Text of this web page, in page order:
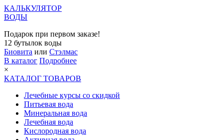
КАЛЬКУЛЯТОР
ВОДЫ
Подарок при первом заказе!
12 бутылок воды
Биовита или Стэлмас
В каталог Подробнее
×
КАТАЛОГ ТОВАРОВ
Лечебные курсы со скидкой
Питьевая вода
Минеральная вода
Лечебная вода
Кислородная вода